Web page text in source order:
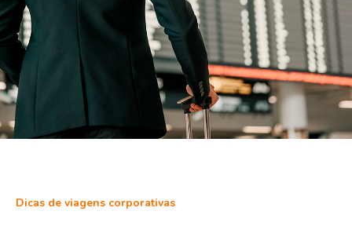
Dicas de viagens corporativas